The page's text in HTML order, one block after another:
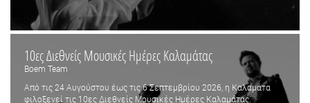
10ες Διεθνείς Μουσικές Ημέρες Καλαμάτας
Boem Team
Από τις 24 Αυγούστου έως τις 6 Σεπτεμβρίου 2026, η Καλαμάτα
φιλοξενεί τις 10ες Διεθνείς Μουσικές Ημέρες Καλαμάτας.